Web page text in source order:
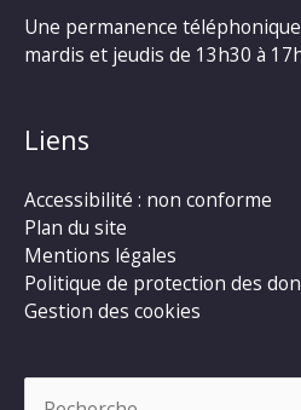
Une permanence
mardis et jeudis de 13h30 à
Liens
Accessibilité : non conforme
Plan du site
Mentions légales
Politique de protection des
Gestion des cookies